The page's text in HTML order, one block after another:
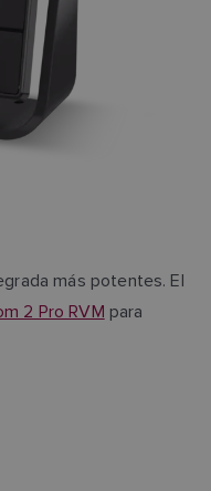
más potentes. El
2 Pro RVM para